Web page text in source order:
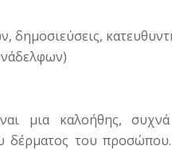
δημοσιεύσεις,
μια καλοήθης,
δέρματος του